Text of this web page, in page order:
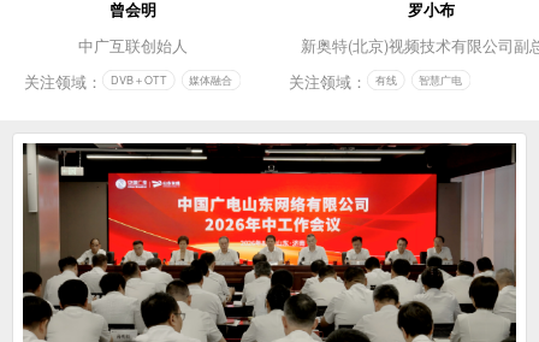
曾会明
中广互联创始人
关注领域：
DVB＋OTT 媒体融合
罗小布
新奥特(北京)视频技术有限公司副
关注领域：
有线 智慧广电